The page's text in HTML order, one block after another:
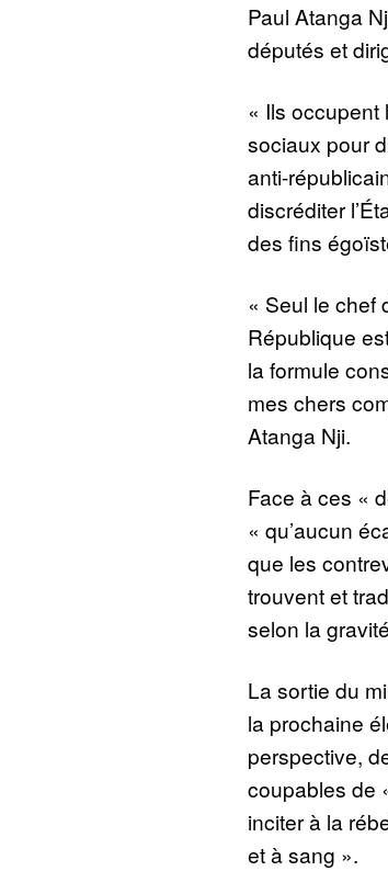
Paul Atanga
députés et
« Ils occupent
sociaux pour
anti-
discréditer
des fins
« Seul le chef
République
la formule
mes chers
Atanga Nji.
Face à ces «
« qu’aucun
que les
trouvent et
selon la
La sortie du
la prochaine
perspective,
coupables de
inciter à la
et à sang ».